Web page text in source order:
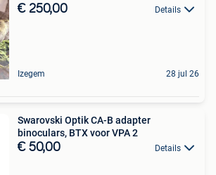
€ 250,00 Details
Izegem 28 jul 26
Swarovski Optik CA-B adapter
binoculars, BTX voor VPA 2
€ 50,00 Details